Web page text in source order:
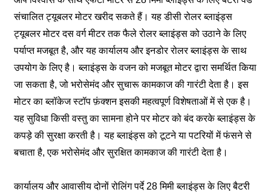
संचालित ट्यूबलर मोटर खरीद सकते हैं। यह डीसी रोलर ब्लाइंड्स
ट्यूबलर मोटर दस वर्ग मीटर तक फैले रोलर ब्लाइंड्स को उठाने के लिए
पर्याप्त मजबूत है, और यह कार्यालय और इनडोर रोलर ब्लाइंड्स के साथ
उपयोग के लिए है। ब्लाइंड्स के वजन को मजबूत मोटर द्वारा समर्थित किया
जा सकता है, जो भरोसेमंद और सुचारू कामकाज की गारंटी देता है। इस
मोटर का ब्लॉकेज स्टॉप फ़ंक्शन इसकी महत्वपूर्ण विशेषताओं में से एक है।
यह सुविधा किसी वस्तु का सामना होने पर मोटर को बंद करके ब्लाइंड्स के
कपड़े की सुरक्षा करती है। यह ब्लाइंड्स को टूटने या पटरियों में फंसने से
बचाता है, एक भरोसेमंद और सुरक्षित कामकाज की गारंटी देता है।
कार्यालय और आवासीय दोनों रोलिंग पर्दे 28 मिमी ब्लाइंड्स के लिए बैटरी